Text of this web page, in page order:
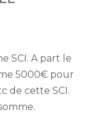
SCI. A part le
5000€ pour
de cette SCI.